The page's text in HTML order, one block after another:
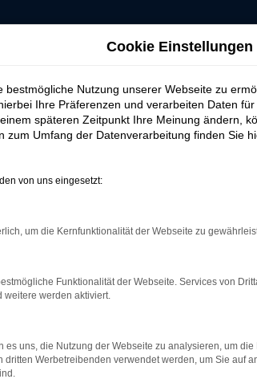
Cookie Einstellungen
bestmögliche Nutzung unserer Webseite zu
Ihre Präferenzen und verarbeiten Daten
späteren Zeitpunkt Ihre Meinung ändern,
zum Umfang der Datenverarbeitung finden Sie
von uns eingesetzt:
um die Kernfunktionalität der Webseite zu
Funktionalität der Webseite. Services von
weitere werden aktiviert.
es uns, die Nutzung der Webseite zu analysieren, um
dritten Werbetreibenden verwendet werden, um Sie auf